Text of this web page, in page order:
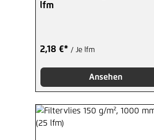
lfm
2,18 €* / Je lfm
Ansehen